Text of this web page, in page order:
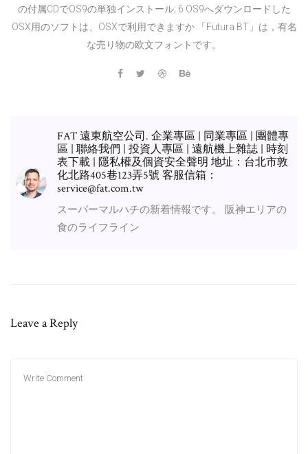
の付属CDでOS9の単独インストール; 6 OS9へダウンロードした
OSX用のソフトは、OSXで利用できますか 「Futura BT」は，有名
な売り物の欧文フォントです。
FAT 遠東航空公司. 企業專區 | 同業專區 | 團體專
區 | 聯絡我們 | 投資人專區 | 遠航機上雜誌 | 時刻
表下載 | 隱私權及個資安全聲明 地址：台北市敦
化北路405巷123弄5號 客服信箱：
service@fat.com.tw
スーパーマルハチの新着情報です。 阪神エリアの
食のライフライン
Leave a Reply